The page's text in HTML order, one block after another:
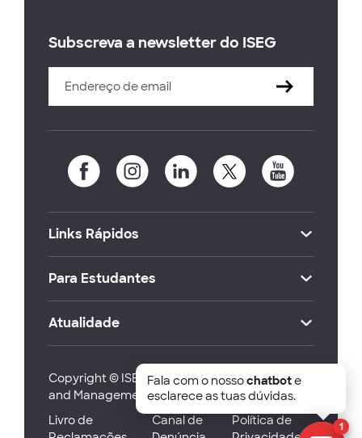
Subscreva a newsletter do ISEG
Links Rápidos
Para Estudantes
Atualidade
Copyright © ISEG Lisbon School of Economics
and Management 2026
Livro de
Canal de
Política de
1
Fala com o nossochatbote
esclarece as tuas dúvidas.